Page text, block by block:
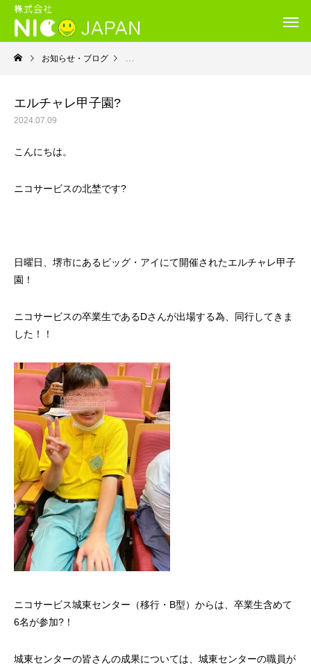
お知らせ・ブログ 就労継続支援B型・ニコサービス
エルチャレ甲子園?
2024.07.09
こんにちは。
ニコサービスの北埜です?
日曜日、堺市にあるビッグ・アイにて開催されたエルチャレ甲子
園！
ニコサービスの卒業生であるDさんが出場する為、同行してきま
した！！
ニコサービス城東センター（移行・B型）からは、卒業生含めて
6名が参加?！
城東センターの皆さんの成果については、城東センターの職員が